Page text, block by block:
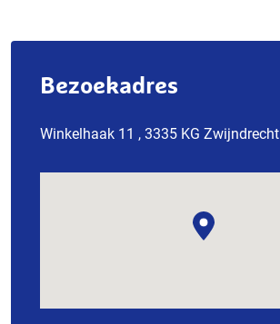
Bezoekadres
Winkelhaak 11 , 3335 KG Zwijndrecht